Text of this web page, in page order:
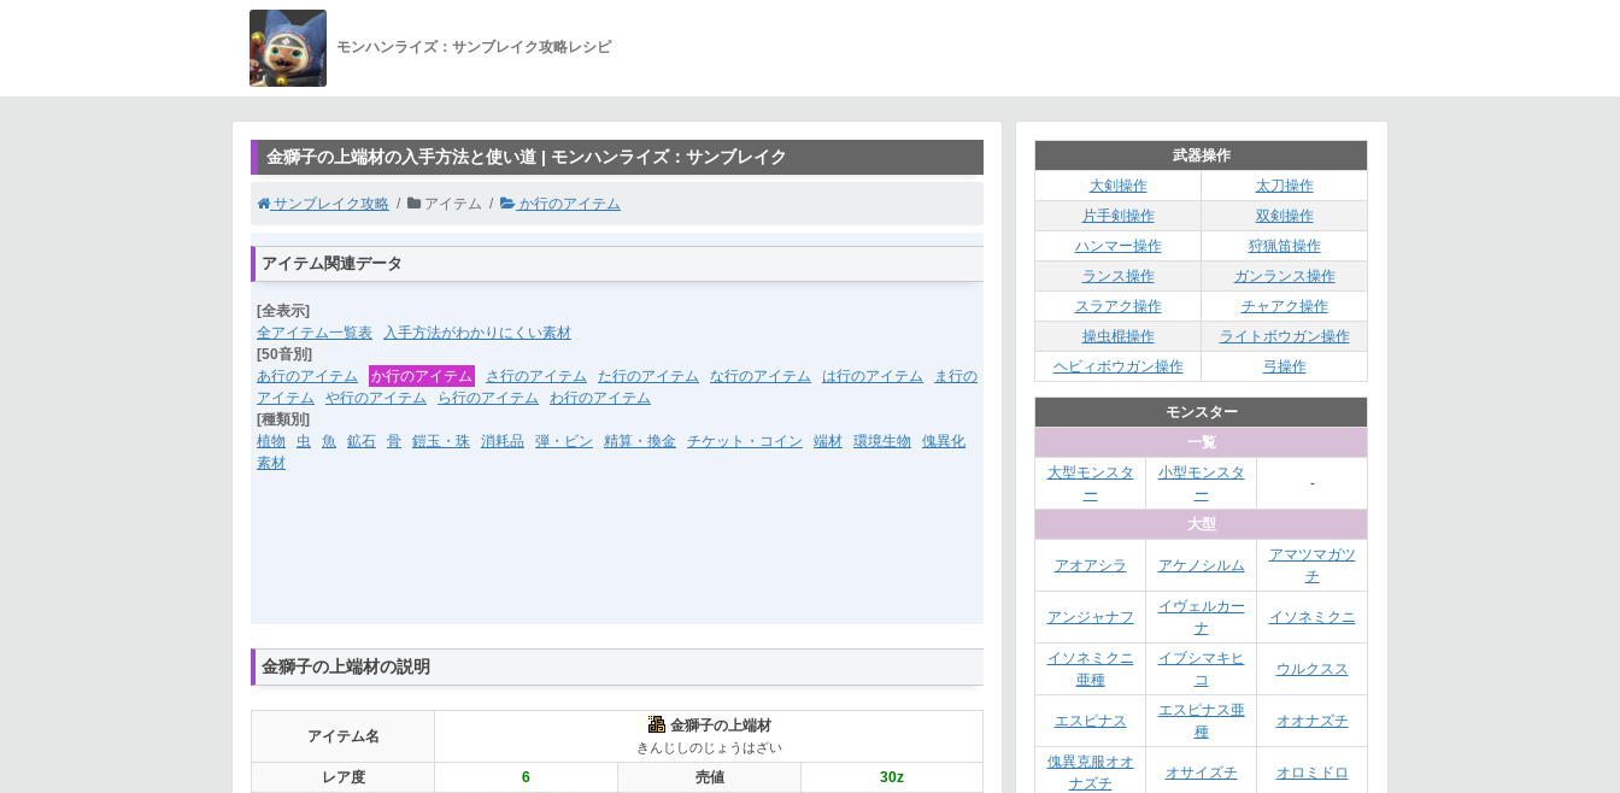
モンハンライズ：サンブレイク攻略レシピ
金獅子の上端材の入手方法と使い道 | モンハンライズ：サンブレイク
サンブレイク攻略 アイテム か行のアイテム
アイテム関連データ
[全表示]
全アイテム一覧表
入手方法がわかりにくい素材
[50音別]
あ行のアイテム
か行のアイテム さ行のアイテム た行のアイテム な行のアイテム は行のアイテム
ま行の
アイテム
や行のアイテム ら行のアイテム
わ行のアイテム
[種類別]
植物
虫 魚 鉱石 骨 鎧玉・珠 消耗品 弾・ビン 精算・換金 チケット・コイン 端材 環境生物
傀異化
素材
金獅子の上端材の説明
アイテム名
金獅子の上端材
きんじしのじょうはざい
レア度 6 売値 30z
武器操作
大剣操作
太刀操作
片手剣操作
双剣操作
ハンマー操作
狩猟笛操作
ランス操作
ガンランス操作
スラアク操作
チャアク操作
操虫棍操作
ライトボウガン操作
ヘビィボウガン操作
弓操作
モンスター
一覧
大型モンスタ
ー
小型モンスタ
ー
-
大型
アオアシラ アケノシルム
アマツマガツ
チ
アンジャナフ
イヴェルカー
ナ
イソネミクニ
イソネミクニ
亜種
イブシマキヒ
コ
ウルクスス
エスピナス
エスピナス亜
種
オオナズチ
傀異克服オオ
ナズチ
オサイズチ オロミドロ